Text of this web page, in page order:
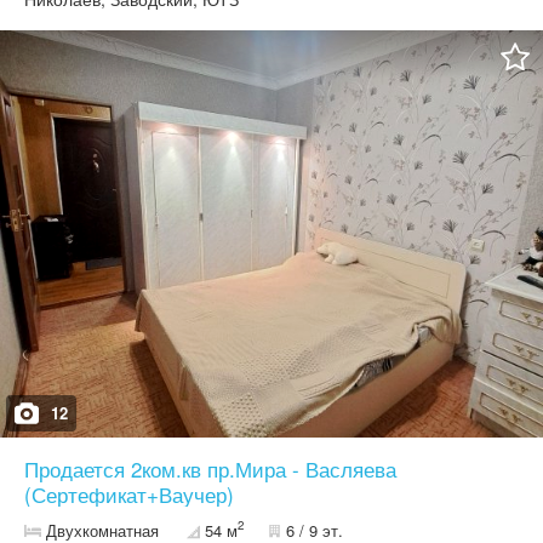
фильтр для воды, проведен интернет работает без света.
Возможен торг.
12
Продается 2ком.кв пр.Мира - Васляева
(Сертефикат+Ваучер)
Двухкомнатная 54 м2 6 / 9 эт.